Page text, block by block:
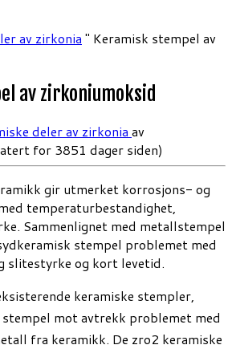
av zirkonia " Keramisk stempel av
av zirkoniumoksid
deler av zirkonia av
for 3851 dager siden)
gir utmerket korrosjons- og
temperaturbestandighet,
Sammenlignet med metallstempel
stempel problemet med
slitestyrke og kort levetid.
keramiske stempler,
mot avtrekk problemet med
fra keramikk. De zro2 keramiske